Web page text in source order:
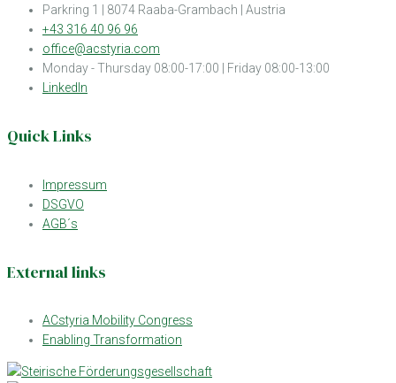
Parkring 1 | 8074 Raaba-Grambach | Austria
+43 316 40 96 96
office@acstyria.com
Monday - Thursday 08:00-17:00 | Friday 08:00-13:00
LinkedIn
Quick Links
Impressum
DSGVO
AGB´s
External links
ACstyria Mobility Congress
Enabling Transformation